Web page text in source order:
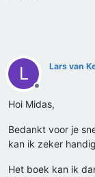
L
Offline
Lars van
Hoi Midas,
Bedankt voor je
kan ik zeker
Het boek kan ik